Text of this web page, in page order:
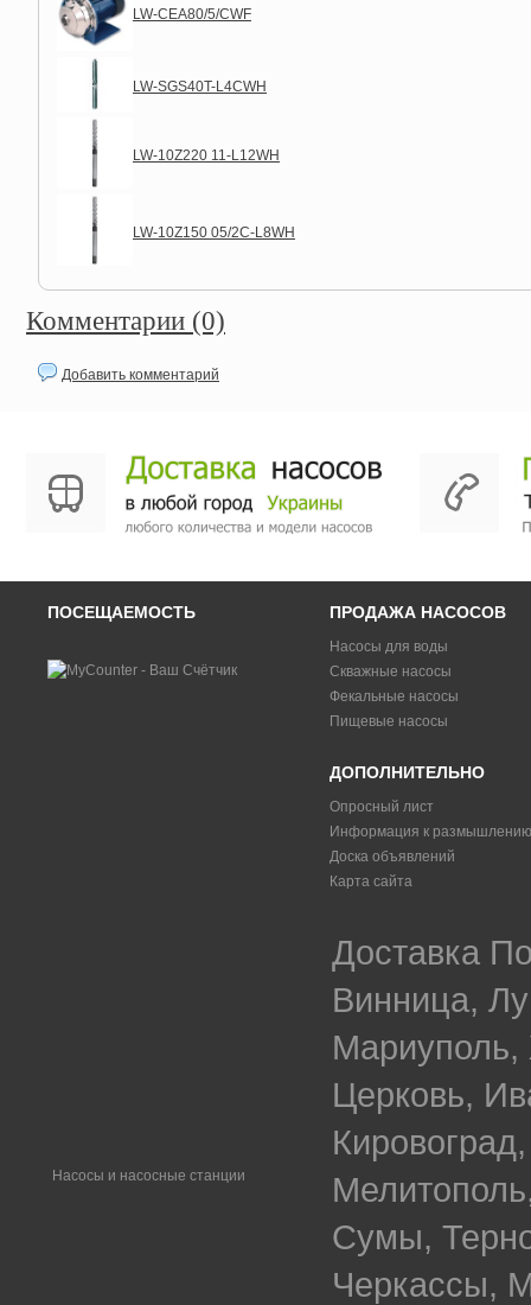
LW-CEA80/5/CWF
LW-SGS40T-L4CWH
LW-10Z220 11-L12WH
LW-10Z150 05/2C-L8WH
Комментарии (0)
Добавить комментарий
ПОСЕЩАЕМОСТЬ ПРОДАЖА НАСОСОВ
Насосы для воды
Скважные насосы
Фекальные насосы
Пищевые насосы
ДОПОЛНИТЕЛЬНО
Опросный лист
Информация к размышлению
Доска объявлений
Карта сайта
Насосы и насосные станции
Доставка
Винница,
Церковь,
Сумы,
Черкассы,